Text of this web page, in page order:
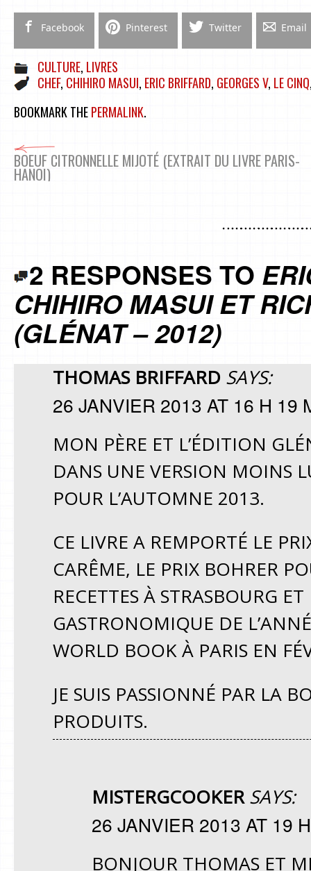
Facebook Pinterest Twitter Email
CULTURE, LIVRES
CHEF, CHIHIRO MASUI, ERIC BRIFFARD, GEORGES V, LE CINQ
BOOKMARK THEPERMALINK.
BOEUF CITRONNELLE MIJOTÉ (EXTRAIT DU LIVRE PARIS-
HANOI)
2 RESPONSES TO
CHIHIRO MASUI ET
(GLÉNAT – 2012)
THOMAS BRIFFARD SAYS:
26 JANVIER 2013 AT 16 H 19
MON PÈRE ET L’ÉDITION
DANS UNE VERSION MOINS
POUR L’AUTOMNE 2013.
CE LIVRE A REMPORTÉ LE
CARÊME, LE PRIX BOHRER
RECETTES À STRASBOURG
GASTRONOMIQUE DE
WORLD BOOK À PARIS EN
JE SUIS PASSIONNÉ PAR LA
PRODUITS.
MISTERGCOOKER SAYS:
26 JANVIER 2013 AT 19
BONJOUR THOMAS ET